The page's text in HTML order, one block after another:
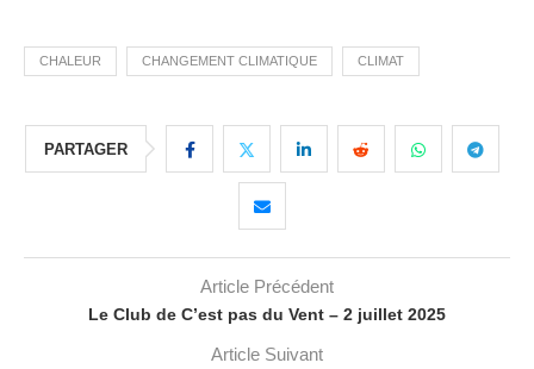
CHALEUR CHANGEMENT CLIMATIQUE CLIMAT
PARTAGER
Article Précédent
Le Club de C’est pas du Vent – 2 juillet 2025
Article Suivant